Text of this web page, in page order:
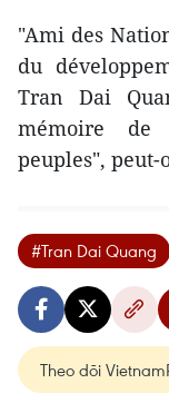
"Ami des
du
Tran Dai
mémoire de
peuples",
#Tran Dai Quang
Theo dõi